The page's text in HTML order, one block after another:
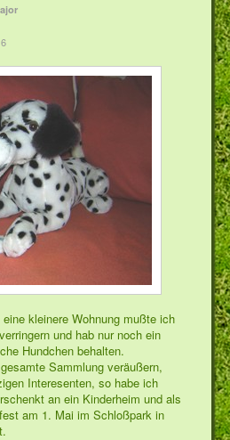
kleinere Wohnung mußte ich
und hab nur noch ein
Hundchen behalten.
Sammlung veräußern,
Interesenten, so habe ich
an ein Kinderheim und als
am 1. Mai im Schloßpark in